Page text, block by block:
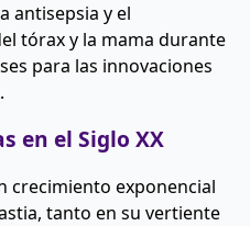
antisepsia y el
tórax y la mama durante
para las innovaciones
en el Siglo XX
crecimiento exponencial
tanto en su vertiente